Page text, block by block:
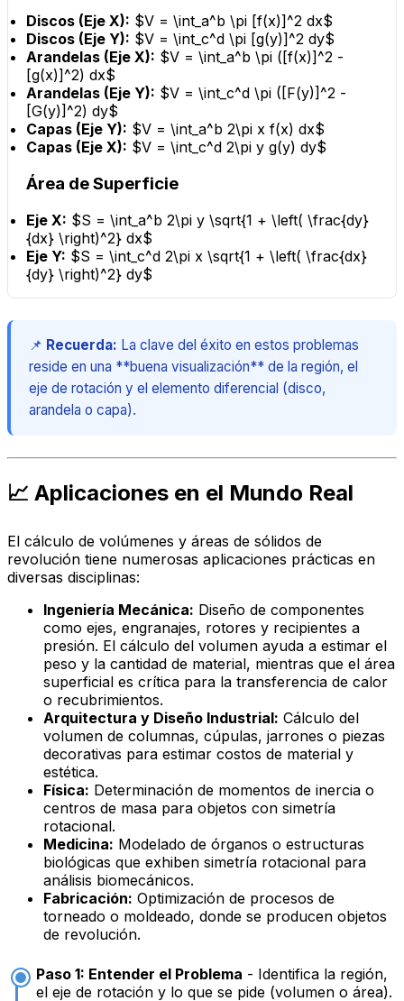
Discos (Eje X): $V = \int_a^b \pi [f(x)]^2 dx$
Discos (Eje Y): $V = \int_c^d \pi [g(y)]^2 dy$
Arandelas (Eje X): $V = \int_a^b \pi ([f(x)]^2 -
[g(x)]^2) dx$
Arandelas (Eje Y): $V = \int_c^d \pi ([F(y)]^2 -
[G(y)]^2) dy$
Capas (Eje Y): $V = \int_a^b 2\pi x f(x) dx$
Capas (Eje X): $V = \int_c^d 2\pi y g(y) dy$
Área de Superficie
Eje X: $S = \int_a^b 2\pi y \sqrt{1 + \left( \frac{dy}
{dx} \right)^2} dx$
Eje Y: $S = \int_c^d 2\pi x \sqrt{1 + \left( \frac{dx}
{dy} \right)^2} dy$
📌 Recuerda: La clave del éxito en estos problemas
reside en una **buena visualización** de la región, el
eje de rotación y el elemento diferencial (disco,
arandela o capa).
📈 Aplicaciones en el Mundo Real
El cálculo de volúmenes y áreas de sólidos de
revolución tiene numerosas aplicaciones prácticas en
diversas disciplinas:
Ingeniería Mecánica: Diseño de componentes
como ejes, engranajes, rotores y recipientes a
presión. El cálculo del volumen ayuda a estimar el
peso y la cantidad de material, mientras que el área
superficial es crítica para la transferencia de calor
o recubrimientos.
Arquitectura y Diseño Industrial: Cálculo del
volumen de columnas, cúpulas, jarrones o piezas
decorativas para estimar costos de material y
estética.
Física: Determinación de momentos de inercia o
centros de masa para objetos con simetría
rotacional.
Medicina: Modelado de órganos o estructuras
biológicas que exhiben simetría rotacional para
análisis biomecánicos.
Fabricación: Optimización de procesos de
torneado o moldeado, donde se producen objetos
de revolución.
Paso 1: Entender el Problema - Identifica la región,
el eje de rotación y lo que se pide (volumen o área).